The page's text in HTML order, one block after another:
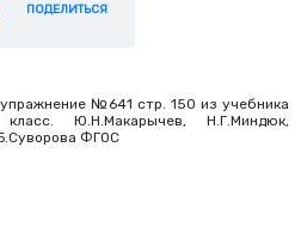
ПОДЕЛИТЬСЯ
№641 стр. 150 из учебника
Ю.Н.Макарычев, Н.Г.Миндюк,
ФГОС